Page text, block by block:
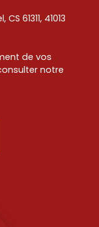
61311, 41013
de vos
notre